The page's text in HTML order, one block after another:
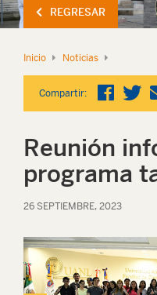
REGRESAR
Inicio Noticias
Compartir:
Reunión
programa
26 SEPTIEMBRE, 2023